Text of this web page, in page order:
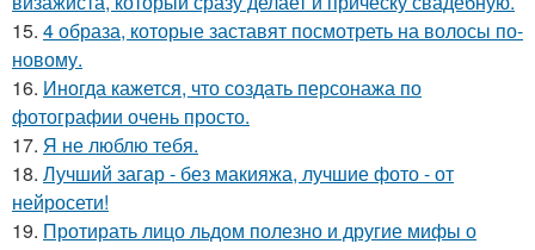
15. 4 образа, которые заставят посмотреть на волосы по-
новому.
16. Иногда кажется, что создать персонажа по
фотографии очень просто.
17. Я не люблю тебя.
18. Лучший загар - без макияжа, лучшие фото - от
нейросети!
19. Протирать лицо льдом полезно и другие мифы о